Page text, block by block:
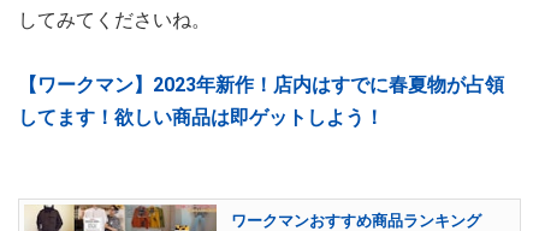
してみてくださいね。
【ワークマン】2023年新作！店内はすでに春夏物が占領
してます！欲しい商品は即ゲットしよう！
ワークマンおすすめ商品ランキング